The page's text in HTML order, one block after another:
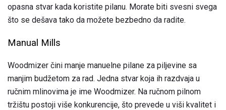
opasna stvar kada koristite pilanu. Morate biti svesni svega
što se dešava tako da možete bezbedno da radite.
Manual Mills
Woodmizer čini manje manuelne pilane za piljevine sa
manjim budžetom za rad. Jedna stvar koja ih razdvaja u
ručnim mlinovima je ime Woodmizer. Na ručnom pilnom
tržištu postoji više konkurencije, što prevede u viši kvalitet i